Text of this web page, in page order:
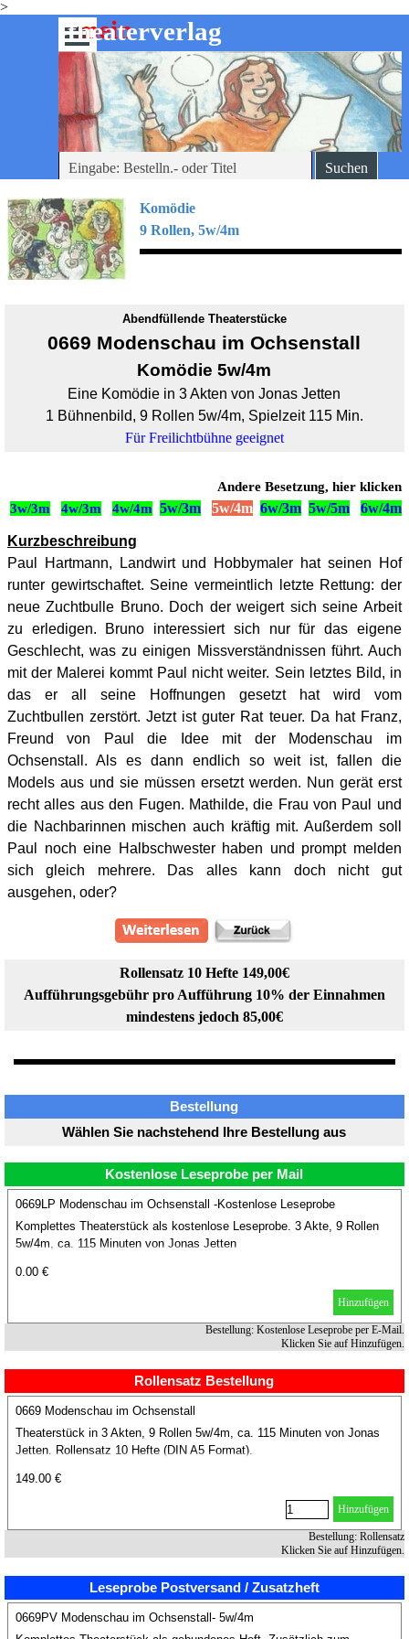
>
Direkt zum Seiteninhalt
-theaterverlag
mein
Menü überspringen
Suchen
Komödie
9 Rollen, 5w/4m
Abendfüllende Theaterstücke
0669 Modenschau im Ochsenstall
Komödie 5w/4m
Eine Komödie in 3 Akten von Jonas Jetten
1 Bühnenbild, 9 Rollen 5w/4m, Spielzeit 115 Min.
Für Freilichtbühne geeignet
Andere Besetzung, hier klicken
3w/3m
4w/3m 4w/4m 5w/3m 5w/4m 6w/3m 5w/5m 6w/4m
Kurzbeschreibung
Paul Hartmann, Landwirt und Hobbymaler hat seinen Hof
runter gewirtschaftet. Seine vermeintlich letzte Rettung: der
neue Zuchtbulle Bruno. Doch der weigert sich seine Arbeit
zu erledigen. Bruno interessiert sich nur für das eigene
Geschlecht, was zu einigen Missverständnissen führt. Auch
mit der Malerei kommt Paul nicht weiter. Sein letztes Bild, in
das er all seine Hoffnungen gesetzt hat wird vom
Zuchtbullen zerstört. Jetzt ist guter Rat teuer. Da hat Franz,
Freund von Paul die Idee mit der Modenschau im
Ochsenstall. Als es dann endlich so weit ist, fallen die
Models aus und sie müssen ersetzt werden. Nun gerät erst
recht alles aus den Fugen. Mathilde, die Frau von Paul und
die Nachbarinnen mischen auch kräftig mit. Außerdem soll
Paul noch eine Halbschwester haben und prompt melden
sich gleich mehrere. Das alles kann doch nicht gut
ausgehen, oder?
Rollensatz 10 Hefte 149,00€
Aufführungsgebühr pro Aufführung 10% der Einnahmen
mindestens jedoch 85,00€
Bestellung
Wählen Sie nachstehend Ihre Bestellung aus
Kostenlose Leseprobe per Mail
0669LP Modenschau im Ochsenstall -Kostenlose Leseprobe
Komplettes Theaterstück als kostenlose Leseprobe. 3 Akte, 9 Rollen
5w/4m, ca. 115 Minuten von Jonas Jetten
0.00 €
Hinzufügen
Bestellung: Kostenlose Leseprobe per E-Mail.
Klicken Sie auf Hinzufügen.
Rollensatz Bestellung
0669 Modenschau im Ochsenstall
Theaterstück in 3 Akten, 9 Rollen 5w/4m, ca. 115 Minuten von Jonas
Jetten. Rollensatz 10 Hefte (DIN A5 Format).
149.00 €
Hinzufügen
Bestellung: Rollensatz
Klicken Sie auf Hinzufügen.
Leseprobe Postversand / Zusatzheft
0669PV Modenschau im Ochsenstall- 5w/4m